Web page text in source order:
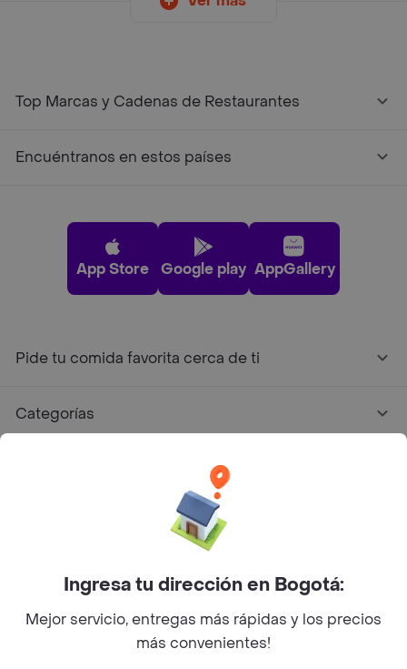
Top Marcas y Cadenas de Restaurantes
Encuéntranos en estos países
App Store Google play AppGallery
Pide tu comida favorita cerca de ti
Categorías
Facebook
Twitter
Instagram
©2026Rappi Inc. All rights reserved.
Ingresa tu dirección en Bogotá:
Mejor servicio, entregas más rápidas y los precios
más convenientes!